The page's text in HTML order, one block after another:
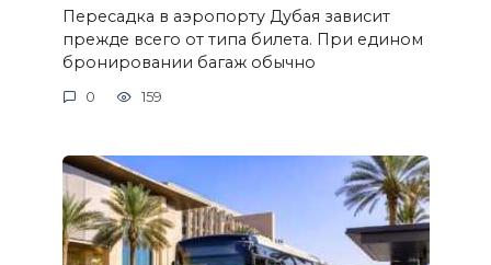
Пересадка в аэропорту Дубая зависит
прежде всего от типа билета. При едином
бронировании багаж обычно
0 159